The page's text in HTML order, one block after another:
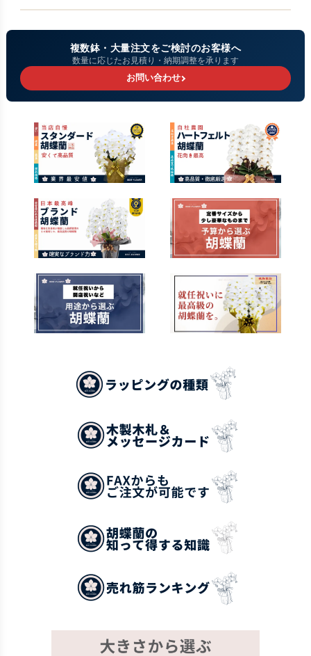
複数鉢・大量注文をご検討のお客様へ
数量に応じたお見積り・納期調整を承ります
お問い合わせ